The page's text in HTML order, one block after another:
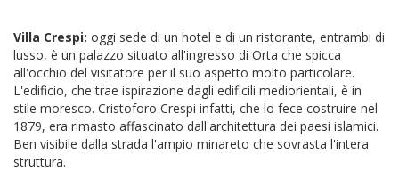
Villa Crespi: oggi sede di un hotel e di un ristorante, entrambi di
lusso, è un palazzo situato all'ingresso di Orta che spicca
all'occhio del visitatore per il suo aspetto molto particolare.
L'edificio, che trae ispirazione dagli edificili mediorientali, è in
stile moresco. Cristoforo Crespi infatti, che lo fece costruire nel
1879, era rimasto affascinato dall'architettura dei paesi islamici.
Ben visibile dalla strada l'ampio minareto che sovrasta l'intera
struttura.